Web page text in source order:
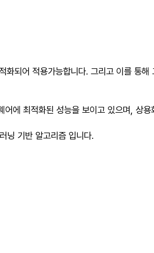
되어 적용가능합니다. 그리고 이를 통해
최적화된 성능을 보이고 있으며, 상
기반 알고리즘 입니다.